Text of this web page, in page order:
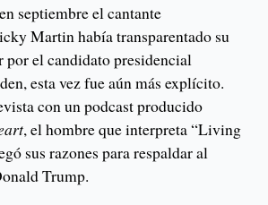
septiembre el cantante
Martin había transparentado su
por el candidato presidencial
esta vez fue aún más explícito.
con un podcast producido
, el hombre que interpreta “Living
sus razones para respaldar al
Trump.